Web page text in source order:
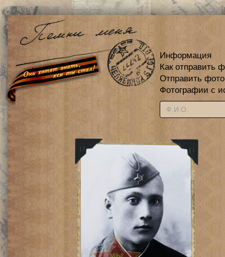
Информация
Как отправить
Отправить
Фотографии с